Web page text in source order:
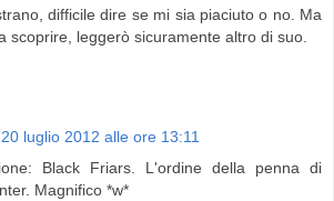
difficile dire se mi sia piaciuto o no. Ma
scoprire, leggerò sicuramente altro di suo.
20 luglio 2012 alle ore 13:11
Black Friars. L'ordine della penna di
Magnifico *w*